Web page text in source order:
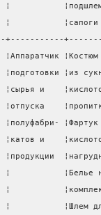
¦сапоги
+-----------
¦Аппаратчик
¦из
и
и
¦Белье
¦
¦Шлем